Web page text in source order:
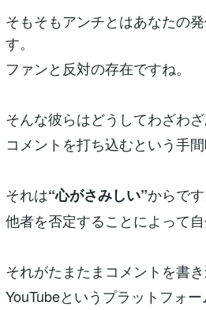
そもそもアンチとはあなたの
す。
ファンと反対の存在ですね。
そんな彼らはどうしてわざわ
コメントを打ち込むという手
それは“心がさみしい”からです
他者を否定することによって
それがたまたまコメントを書
YouTubeというプラットフォー